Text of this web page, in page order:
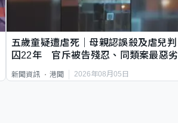
五歲童疑遭虐死｜母親認誤殺及虐兒判
囚22年 官斥被告殘忍、同類案最惡劣
新聞資訊 港聞 2026年08月05日